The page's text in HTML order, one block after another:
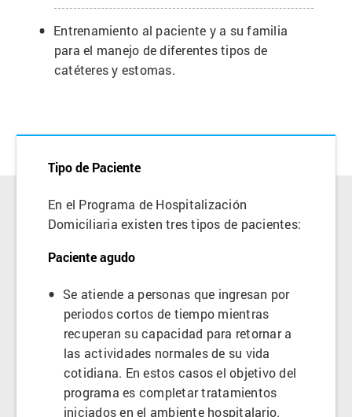
Entrenamiento al paciente y a su familia
para el manejo de diferentes tipos de
catéteres y estomas.
Tipo de Paciente
En el Programa de Hospitalización
Domiciliaria existen tres tipos de pacientes:
Paciente agudo
Se atiende a personas que ingresan por
periodos cortos de tiempo mientras
recuperan su capacidad para retornar a
las actividades normales de su vida
cotidiana. En estos casos el objetivo del
programa es completar tratamientos
iniciados en el ambiente hospitalario.